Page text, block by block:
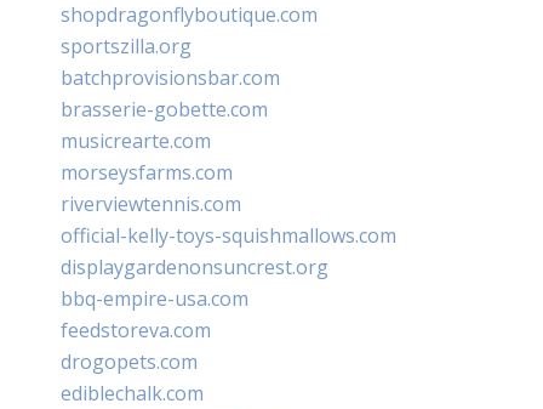
shopdragonflyboutique.com
sportszilla.org
batchprovisionsbar.com
brasserie-gobette.com
musicrearte.com
morseysfarms.com
riverviewtennis.com
official-kelly-toys-squishmallows.com
displaygardenonsuncrest.org
bbq-empire-usa.com
feedstoreva.com
drogopets.com
ediblechalk.com